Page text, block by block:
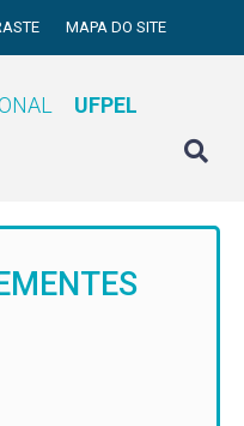
MAPA DO SITE
UFPEL